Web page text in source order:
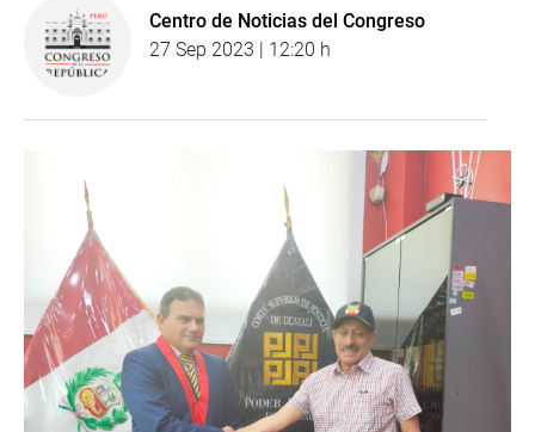
Centro de Noticias del Congreso
27 Sep 2023 | 12:20 h